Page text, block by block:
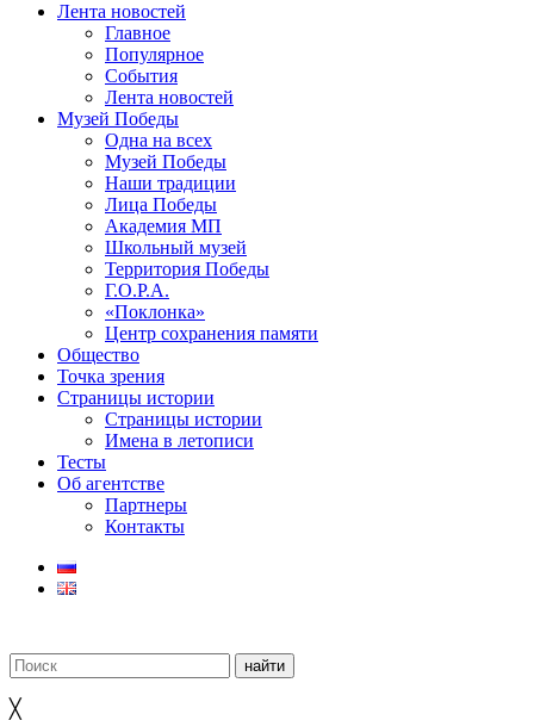
Лента новостей
Главное
Популярное
События
Лента новостей
Музей Победы
Одна на всех
Музей Победы
Наши традиции
Лица Победы
Академия МП
Школьный музей
Территория Победы
Г.О.Р.А.
«Поклонка»
Центр сохранения памяти
Общество
Точка зрения
Страницы истории
Страницы истории
Имена в летописи
Тесты
Об агентстве
Партнеры
Контакты
╳